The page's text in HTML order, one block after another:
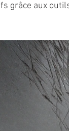
grâce aux